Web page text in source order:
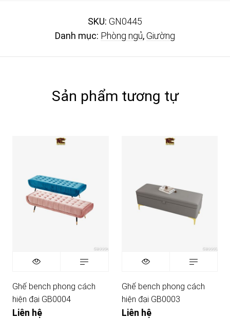
SKU: GN0445
Danh mục: Phòng ngủ,Giường
Sản phẩm tương tự
Ghế bench phong cách
hiện đại GB0004
Liên hệ
Ghế bench phong cách
hiện đại GB0003
Liên hệ